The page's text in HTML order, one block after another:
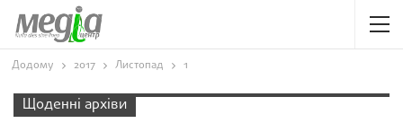
Додому 2017 Листопад 1
Щоденні архіви